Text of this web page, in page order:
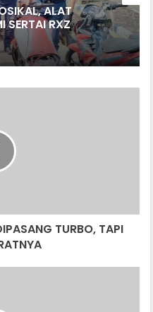
ALAT
SERTAI RXZ
TURBO, TAPI